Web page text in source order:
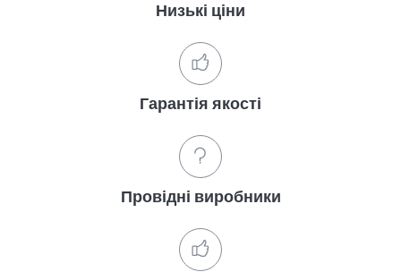
Низькі ціни
Гарантія якості
Провідні виробники